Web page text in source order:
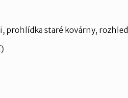
prohlídka staré kovárny,